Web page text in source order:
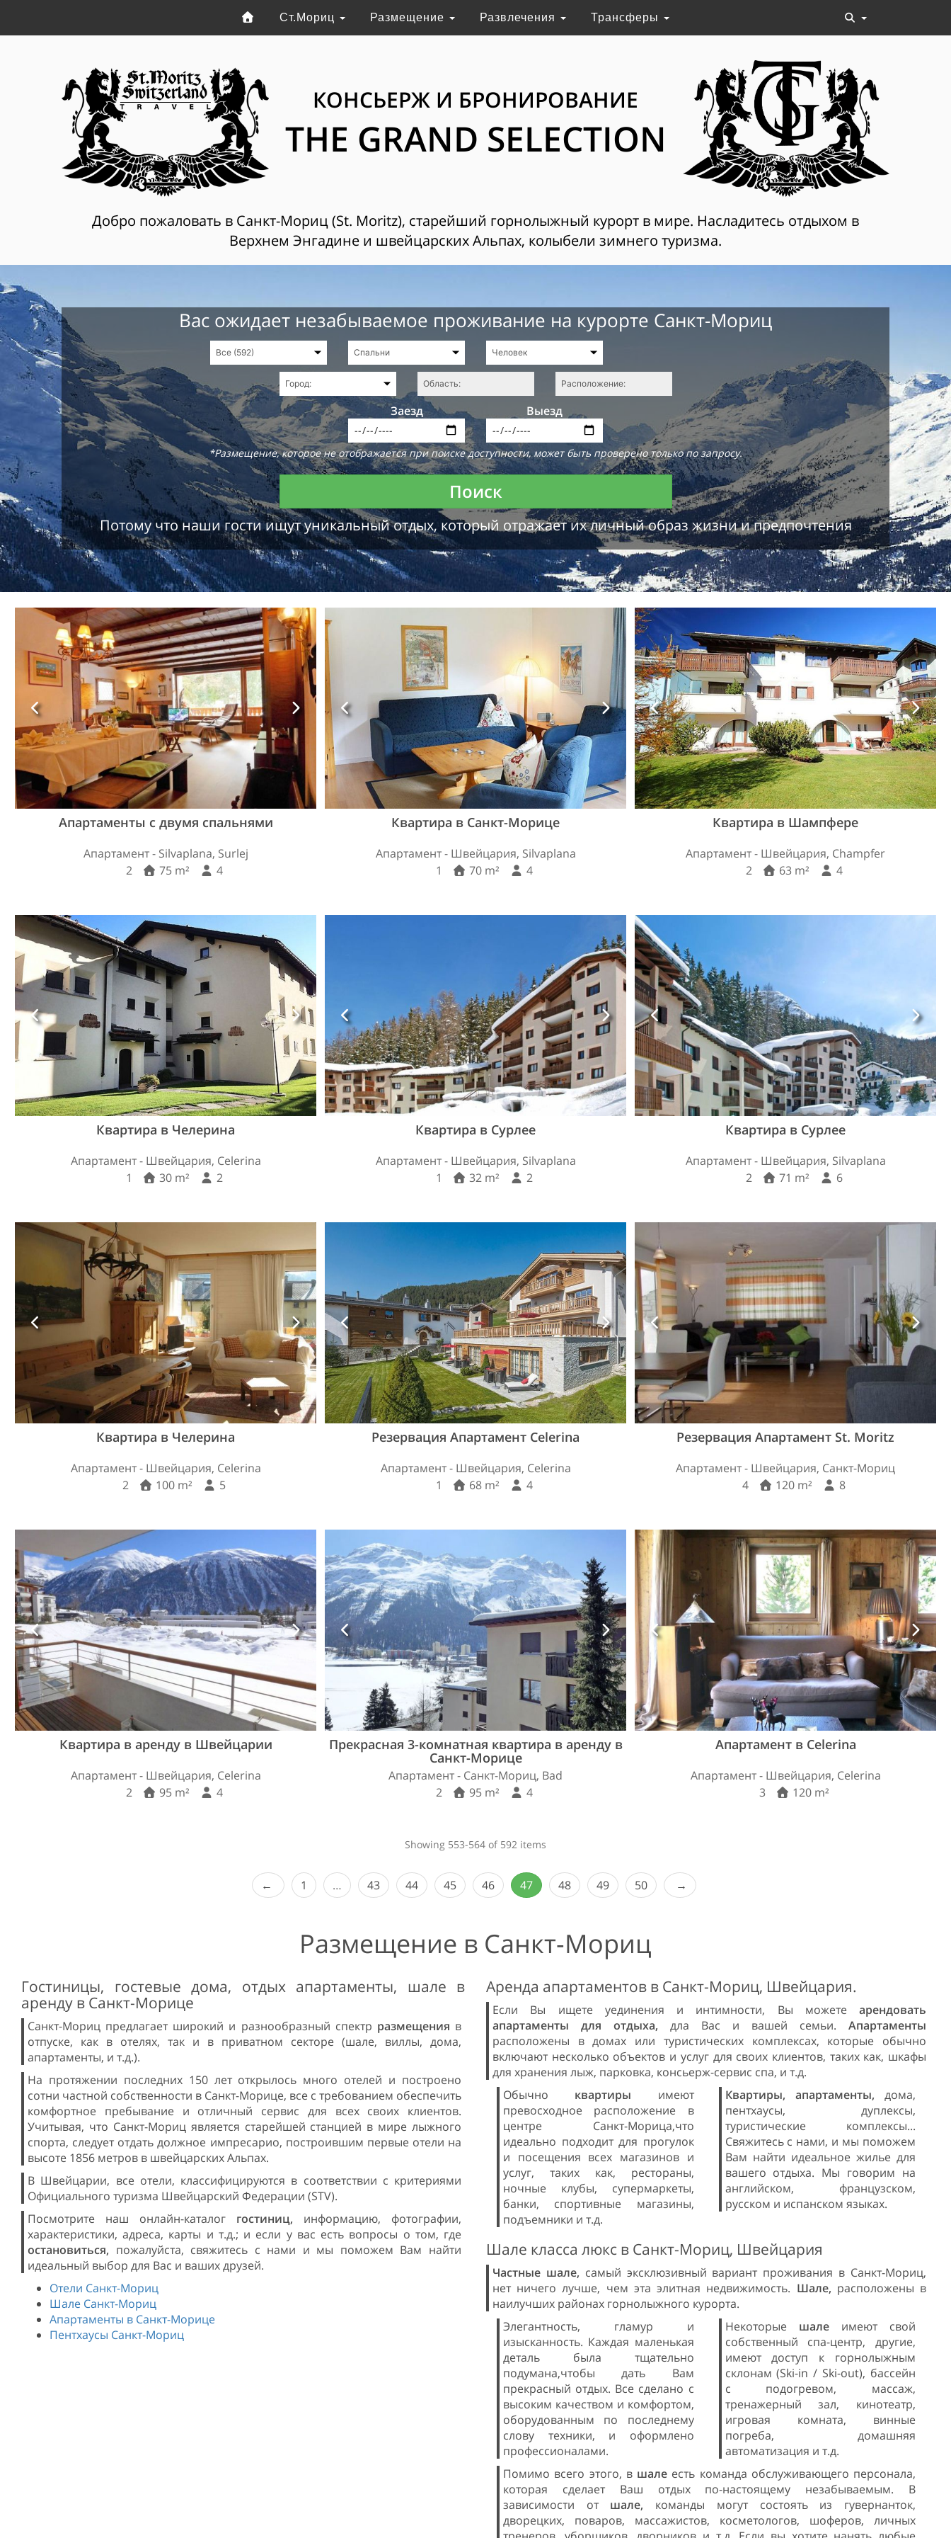
Ст.Мориц Размещение Развлечения Трансферы
КОНСЬЕРЖ И БРОНИРОВАНИЕ
THE GRAND SELECTION
Добро пожаловать в Санкт-Мориц (St. Moritz), старейший горнолыжный курорт в мире. Насладитесь отдыхом в
Верхнем Энгадине и швейцарских Альпах, колыбели зимнего туризма.
Вас ожидает незабываемое проживание на курорте Санкт-Мориц
Заезд Выезд
*Размещение, которое не отображается при поиске доступности, может быть проверено только по запросу.
Поиск
Потому что наши гости ищут уникальный отдых, который отражает их личный образ жизни и предпочтения
Апартаменты с двумя спальнями
Апартамент - Silvaplana, Surlej
2
75 m² 4
Квартира в Санкт-Морице
Апартамент - Швейцария, Silvaplana
1
70 m² 4
Квартира в Шампфере
Апартамент - Швейцария, Champfer
2
63 m² 4
Квартира в Челерина
Апартамент - Швейцария, Celerina
1
30 m² 2
Квартира в Сурлее
Апартамент - Швейцария, Silvaplana
1
32 m² 2
Квартира в Сурлее
Апартамент - Швейцария, Silvaplana
2
71 m² 6
Квартира в Челерина
Апартамент - Швейцария, Celerina
2
100 m² 5
Резервация Апартамент Celerina
Апартамент - Швейцария, Celerina
1
68 m² 4
Резервация Апартамент St. Moritz
Апартамент - Швейцария, Санкт-Мориц
4
120 m² 8
Квартира в аренду в Швейцарии
Апартамент - Швейцария, Celerina
2
95 m² 4
Прекрасная 3-комнатная квартира в аренду в
Санкт-Морице
Апартамент - Санкт-Мориц, Bad
2
95 m² 4
Апартамент в Celerina
Апартамент - Швейцария, Celerina
3
120 m²
Showing 553-564 of 592 items
1 … 43 44 45 46 47 48 49 50
Размещение в Санкт-Мориц
Гостиницы, гостевые дома, отдых апартаменты, шале в
аренду в Санкт-Морице
Санкт-Мориц предлагает широкий и разнообразный спектр размещения в
отпуске, как в отелях, так и в приватном секторе (шале, виллы, дома,
апартаменты, и т.д.).
На протяжении последних 150 лет открылось много отелей и построено
сотни частной собственности в Санкт-Морице, все с требованием обеспечить
комфортное пребывание и отличный сервис для всех своих клиентов.
Учитывая, что Санкт-Мориц является старейшей станцией в мире лыжного
спорта, следует отдать должное импресарио, построившим первые отели на
высоте 1856 метров в швейцарских Альпах.
В Швейцарии, все отели, классифицируются в соответствии с критериями
Официального туризма Швейцарский Федерации (STV).
Посмотрите наш онлайн-каталог гостиниц, информацию, фотографии,
характеристики, адреса, карты и т.д.; и если у вас есть вопросы о том, где
остановиться, пожалуйста, свяжитесь с нами и мы поможем Вам найти
идеальный выбор для Вас и ваших друзей.
Отели Санкт-Мориц
Шале Санкт-Мориц
Апартаменты в Санкт-Морице
Пентхаусы Санкт-Мориц
Аренда апартаментов в Санкт-Мориц, Швейцария.
Если Вы ищете уединения и интимности, Вы можете арендовать
апартаменты для отдыха, дла Вас и вашей семьи. Апартаменты
расположены в домах или туристических комплексах, которые обычно
включают несколько объектов и услуг для своих клиентов, таких как, шкафы
для хранения лыж, парковка, консьерж-сервис спа, и т.д.
Обычно квартиры имеют
превосходное расположение в
центре Санкт-Морица,что
идеально подходит для прогулок
и посещения всех магазинов и
услуг, таких как, рестораны,
ночные клубы, супермаркеты,
банки, спортивные магазины,
подъемники и т.д.
Квартиры, апартаменты, дома,
пентхаусы, дуплексы,
туристические комплексы...
Свяжитесь с нами, и мы поможем
Вам найти идеальное жилье для
вашего отдыха. Мы говорим на
английском, французском,
русском и испанском языках.
Шале класса люкс в Санкт-Мориц, Швейцария
Частные шале, самый эксклюзивный вариант проживания в Санкт-Мориц,
нет ничего лучше, чем эта элитная недвижимость. Шале, расположены в
наилучших районах горнолыжного курорта.
Элегантность, гламур и
изысканность. Каждая маленькая
деталь была тщательно
подумана,чтобы дать Вам
прекрасный отдых. Все сделано с
высоким качеством и комфортом,
оборудованным по последнему
слову техники, и оформлено
профессионалами.
Некоторые шале имеют свой
собственный спа-центр, другие,
имеют доступ к горнолыжным
склонам (Ski-in / Ski-out), бассейн
с подогревом, массаж,
тренажерный зал, кинотеатр,
игровая комната, винные
погреба, домашняя
автоматизация и т.д.
Помимо всего этого, в шале есть команда обслуживающего персонала,
которая сделает Ваш отдых по-настоящему незабываемым. В
зависимости от шале, команды могут состоять из гувернанток,
дворецких, поваров, массажистов, косметологов, шоферов, личных